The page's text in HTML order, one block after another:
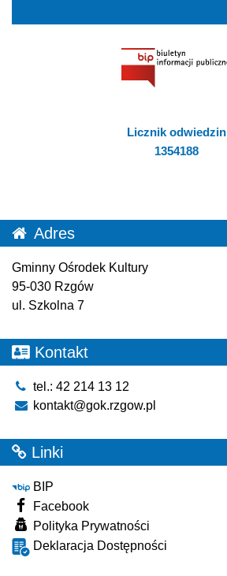
Licznik odwiedzin
1354188
Adres
Gminny Ośrodek Kultury
95-030 Rzgów
ul. Szkolna 7
Kontakt
tel.: 42 214 13 12
kontakt@gok.rzgow.pl
Linki
BIP
Facebook
Polityka Prywatności
Deklaracja Dostępności